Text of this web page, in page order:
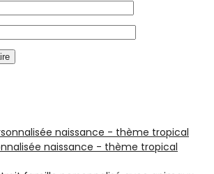
naissance - thème tropical